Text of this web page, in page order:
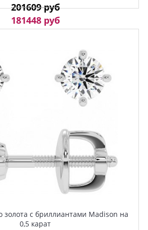
201609 руб
181448 руб
золота с бриллиантами Madison на
0,5 карат